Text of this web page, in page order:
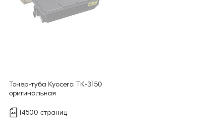
Тонер-туба Kyocera TK-3150
оригинальная
14500 страниц